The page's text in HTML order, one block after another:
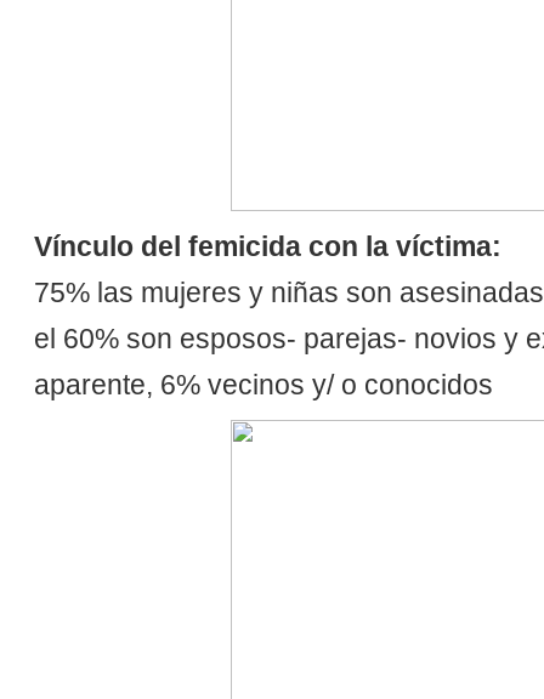
Vínculo del femicida con la víctima:
75% las mujeres y niñas son
el 60% son esposos- parejas- novios y
aparente, 6% vecinos y/ o conocidos